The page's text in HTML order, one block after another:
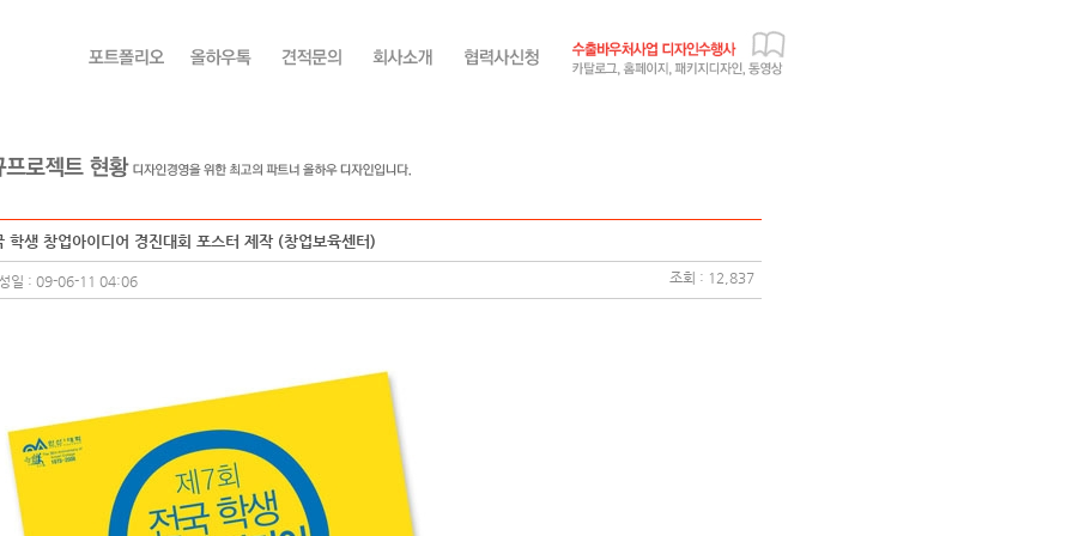
학생 창업아이디어 경진대회 포스터 제작 (창업보육센터)
일 : 09-06-11 04:06 조회 : 12,837